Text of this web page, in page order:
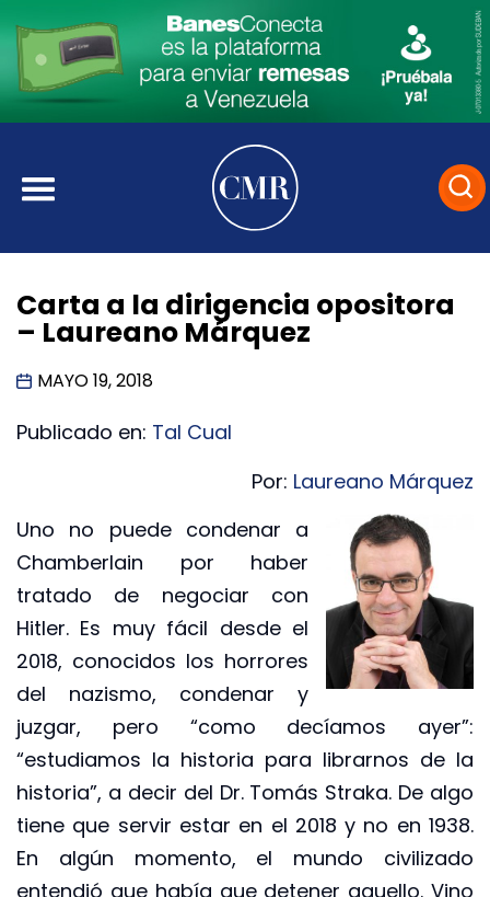
Carta a la dirigencia opositora
– Laureano Márquez
MAYO 19, 2018
Publicado en: Tal Cual
Por: Laureano Márquez
Uno no puede condenar a
Chamberlain por haber
tratado de negociar con
Hitler. Es muy fácil desde el
2018, conocidos los horrores
del nazismo, condenar y
juzgar, pero “como decíamos ayer”:
“estudiamos la historia para librarnos de la
historia”, a decir del Dr. Tomás Straka. De algo
tiene que servir estar en el 2018 y no en 1938.
En algún momento, el mundo civilizado
entendió que había que detener aquello. Vino